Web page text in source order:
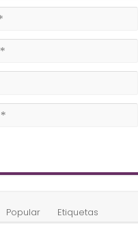
Popular Etiquetas